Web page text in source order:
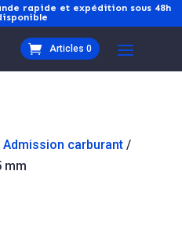
rapide et expédition sous 48h
Articles 0
Admission carburant/
mm